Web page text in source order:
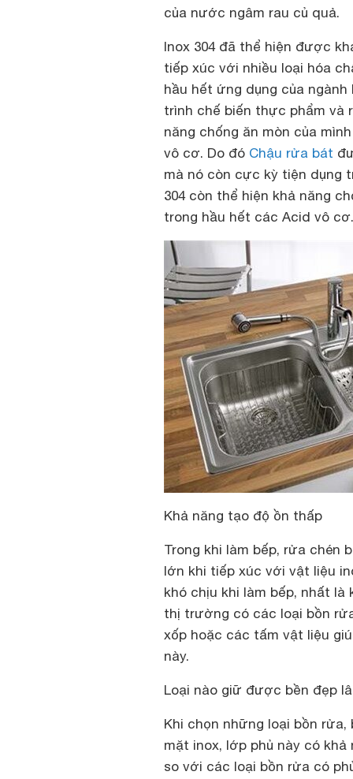
của nước ngâm rau củ quả.
Inox 304 đã thể hiện được
tiếp xúc với nhiều loại hóa
hầu hết ứng dụng của
trình chế biến thực phẩm và
năng chống ăn mòn của
vô cơ. Do đó Chậu rửa bát
mà nó còn cực kỳ tiện dụng
304 còn thể hiện khả năng
trong hầu hết các Acid vô cơ.
Khả năng tạo độ ồn thấp
Trong khi làm bếp, rửa chén
lớn khi tiếp xúc với vật liệu
khó chịu khi làm bếp, nhất là
thị trường có các loại bồn
xốp hoặc các tấm vật liệu
này.
Loại nào giữ được bền đẹp
Khi chọn những loại bồn
mặt inox, lớp phủ này có
so với các loại bồn rửa có